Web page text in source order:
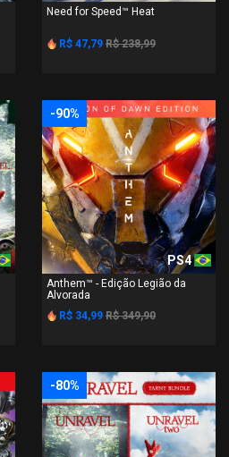
Need for Speed™ Heat
R$ 47,79 R$ 238,99
-90%
PS4
Anthem™ - Edição Legião da
Alvorada
R$ 34,99 R$ 349,90
-80%